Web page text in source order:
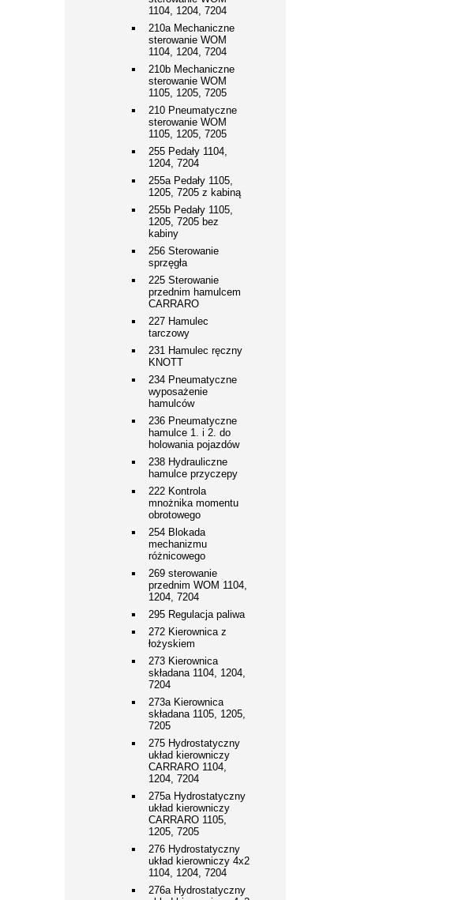
1104, 1204, 7204
210a Mechaniczne
sterowanie WOM
1104, 1204, 7204
210b Mechaniczne
sterowanie WOM
1105, 1205, 7205
210 Pneumatyczne
sterowanie WOM
1105, 1205, 7205
255 Pedały 1104,
1204, 7204
255a Pedały 1105,
1205, 7205 z kabiną
255b Pedały 1105,
1205, 7205 bez
kabiny
256 Sterowanie
sprzęgła
225 Sterowanie
przednim hamulcem
CARRARO
227 Hamulec
tarczowy
231 Hamulec ręczny
KNOTT
234 Pneumatyczne
wyposażenie
hamulców
236 Pneumatyczne
hamulce 1. i 2. do
holowania pojazdów
238 Hydrauliczne
hamulce przyczepy
222 Kontrola
mnożnika momentu
obrotowego
254 Blokada
mechanizmu
różnicowego
269 sterowanie
przednim WOM 1104,
1204, 7204
295 Regulacja paliwa
272 Kierownica z
łożyskiem
273 Kierownica
składana 1104, 1204,
7204
273a Kierownica
składana 1105, 1205,
7205
275 Hydrostatyczny
układ kierowniczy
CARRARO 1104,
1204, 7204
275a Hydrostatyczny
układ kierowniczy
CARRARO 1105,
1205, 7205
276 Hydrostatyczny
układ kierowniczy 4x2
1104, 1204, 7204
276a Hydrostatyczny